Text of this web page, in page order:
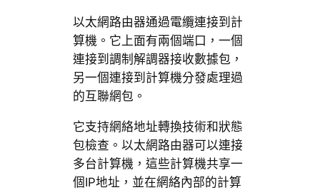
以太網路由器通過電纜連接到計
算機。它上面有兩個端口，一個
連接到調制解調器接收數據包，
另一個連接到計算機分發處理過
的互聯網包。
它支持網絡地址轉換技術和狀態
包檢查。以太網路由器可以連接
多台計算機，這些計算機共享一
個IP地址，並在網絡內部的計算